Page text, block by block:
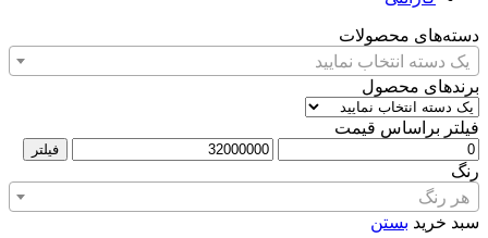
دسته‌های محصولات
یک دسته انتخاب نمایید
برندهای محصول
فیلتر براساس قیمت
فیلتر
رنگ
هر رنگ
سبد خرید بستن